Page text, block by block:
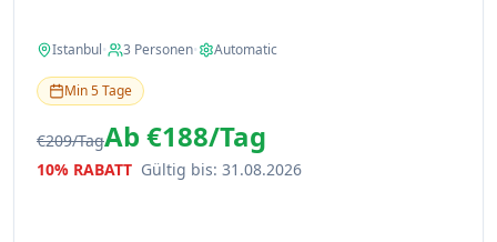
Istanbul• 3 Personen• Automatic
Min5Tage
€209/TagAb €188/Tag
10% RABATT Gültig bis: 31.08.2026